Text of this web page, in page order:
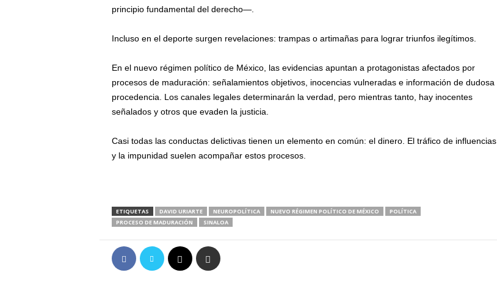
principio fundamental del derecho—.
Incluso en el deporte surgen revelaciones: trampas o artimañas para lograr triunfos ilegítimos.
En el nuevo régimen político de México, las evidencias apuntan a protagonistas afectados por
procesos de maduración: señalamientos objetivos, inocencias vulneradas e información de dudosa
procedencia. Los canales legales determinarán la verdad, pero mientras tanto, hay inocentes
señalados y otros que evaden la justicia.
Casi todas las conductas delictivas tienen un elemento en común: el dinero. El tráfico de influencias
y la impunidad suelen acompañar estos procesos.
ETIQUETAS DAVID URIARTE NEUROPOLÍTICA NUEVO RÉGIMEN POLÍTICO DE MÉXICO
POLÍTICA
PROCESO DE MADURACIÓN
SINALOA